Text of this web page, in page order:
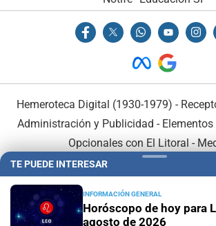
Hemeroteca Digital (1930-1979) -
Administración y Publicidad -
Opcionales con El Litoral -
TE PUEDE INTERESAR
INFORMACIÓN GENERAL
Horóscopo de hoy para
agosto de 2026